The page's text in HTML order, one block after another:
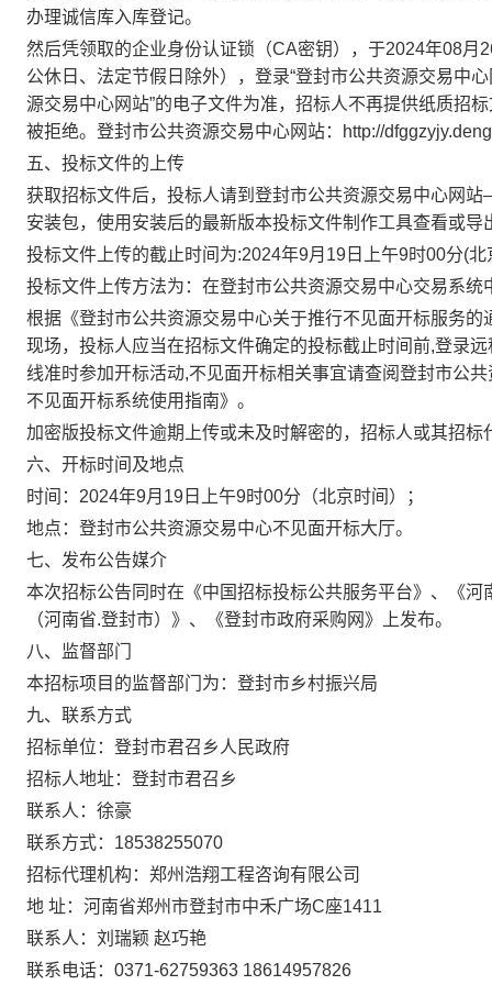
办理诚信库入库登记。
然后凭领取的企业身份认证锁（CA密钥），于2024年08
公休日、法定节假日除外），登录“登封市公共资源交易中
源交易中心网站”的电子文件为准，招标人不再提供纸质招
被拒绝。登封市公共资源交易中心网站：http://
五、投标文件的上传
获取招标文件后，投标人请到登封市公共资源交易中心网
安装包，使用安装后的最新版本投标文件制作工具查看或
投标文件上传的截止时间为:2024年9月19日上午9时00分(北
投标文件上传方法为：在登封市公共资源交易中心交易系统
根据《登封市公共资源交易中心关于推行不见面开标服务
现场，投标人应当在招标文件确定的投标截止时间前,登录
线准时参加开标活动,不见面开标相关事宜请查阅登封市公
不见面开标系统使用指南》。
加密版投标文件逾期上传或未及时解密的，招标人或其招标
六、开标时间及地点
时间：2024年9月19日上午9时00分（北京时间）；
地点： 登封市公共资源交易中心不见面开标大厅。
七、发布公告媒介
本次招标公告同时在《中国招标投标公共服务平台》、《
（河南省.登封市）》、《登封市政府采购网》上发布。
八、监督部门
本招标项目的监督部门为：登封市乡村振兴局
九、联系方式
招标单位：登封市君召乡人民政府
招标人地址：登封市君召乡
联系人：徐豪
联系方式：18538255070
招标代理机构：郑州浩翔工程咨询有限公司
地 址：河南省郑州市登封市中禾广场C座1411
联系人：刘瑞颖 赵巧艳
联系电话：0371-62759363 18614957826